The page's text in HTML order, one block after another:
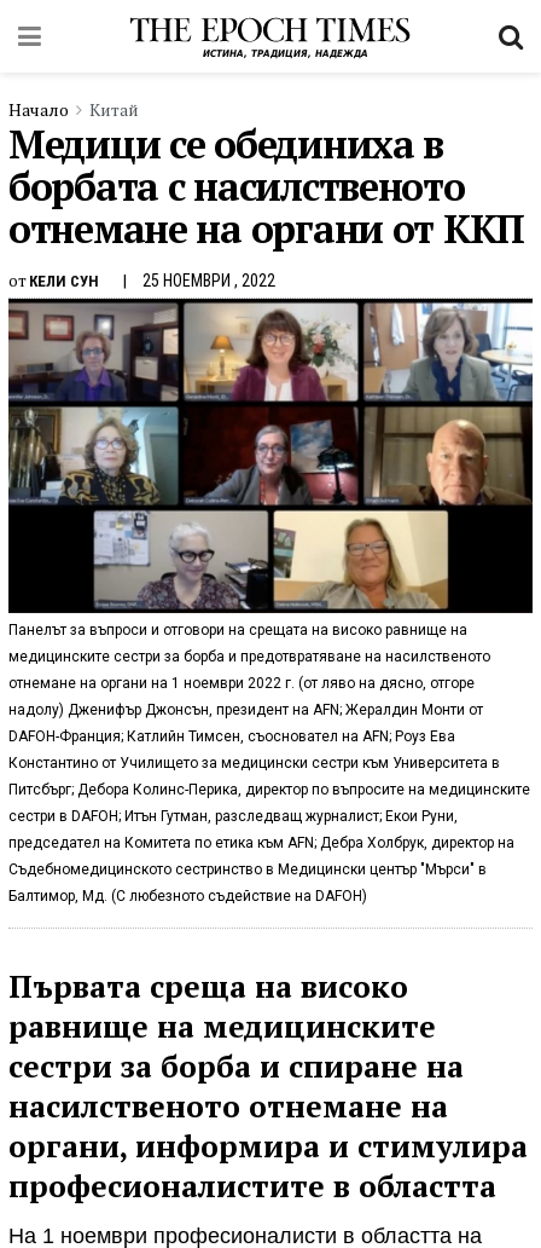
Начало Китай
Медици се обединиха в
борбата с насилственото
отнемане на органи от ККП
от КЕЛИ СУН 25 НОЕМВРИ , 2022
Панелът за въпроси и отговори на срещата на високо равнище на
медицинските сестри за борба и предотвратяване на насилственото
отнемане на органи на 1 ноември 2022 г. (от ляво на дясно, отгоре
надолу) Дженифър Джонсън, президент на AFN; Жералдин Монти от
DAFOH-Франция; Катлийн Тимсен, съосновател на AFN; Роуз Ева
Константино от Училището за медицински сестри към Университета в
Питсбърг; Дебора Колинс-Перика, директор по въпросите на медицинските
сестри в DAFOH; Итън Гутман, разследващ журналист; Екои Руни,
председател на Комитета по етика към AFN; Дебра Холбрук, директор на
Съдебномедицинското сестринство в Медицински център "Мърси" в
Балтимор, Мд. (С любезното съдействие на DAFOH)
Първата среща на високо
равнище на медицинските
сестри за борба и спиране на
насилственото отнемане на
органи, информира и стимулира
професионалистите в областта
На 1 ноември професионалисти в областта на